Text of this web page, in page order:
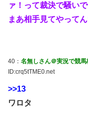
ァ！って裁決で騒い
まあ相手見てやって
40： 名無しさん＠実況で競馬
ID:crq5tTME0.net
>>13
ワロタ